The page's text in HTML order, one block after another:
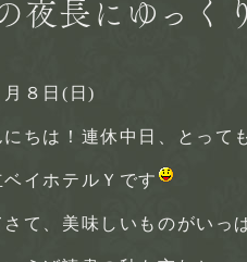
夜長にゆっく
月８日(日)
にちは！連休中日、とって
ベイホテルＹです
さて、美味しいものがいっ